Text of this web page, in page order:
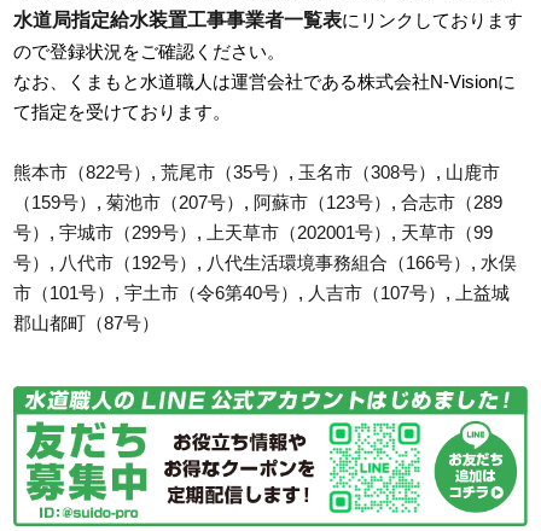
水道局指定給水装置工事事業者一覧表にリンクしております
ので登録状況をご確認ください。
なお、くまもと水道職人は運営会社である株式会社N-Visionに
て指定を受けております。
熊本市（822号） ,荒尾市（35号） , 玉名市（308号） , 山鹿市
（159号） ,菊池市（207号） , 阿蘇市（123号） ,合志市（289
号） ,宇城市（299号） , 上天草市（202001号） , 天草市（99
号） , 八代市（192号） , 八代生活環境事務組合（166号） , 水俣
市（101号） ,宇土市（令6第40号） , 人吉市（107号） ,
上益城
郡山都町（87号）